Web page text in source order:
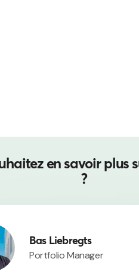
en savoir plus
?
Bas Liebregts
Portfolio Manager